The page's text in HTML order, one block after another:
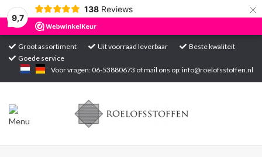
9,7
138 Reviews ×
Groot assortiment Uit voorraad leverbaar
Beste kwaliteit
Goede service
Voor vragen: 06-53880673 of mail ons op:info@roelofsstoffen.nl
Home